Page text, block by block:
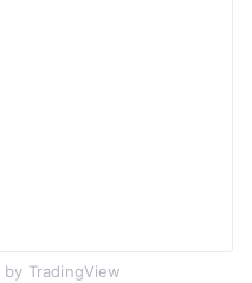
by TradingView